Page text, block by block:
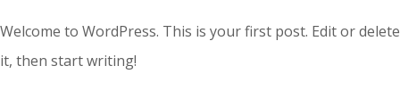
Welcome to WordPress. This is your first post. Edit or delete
it, then start writing!